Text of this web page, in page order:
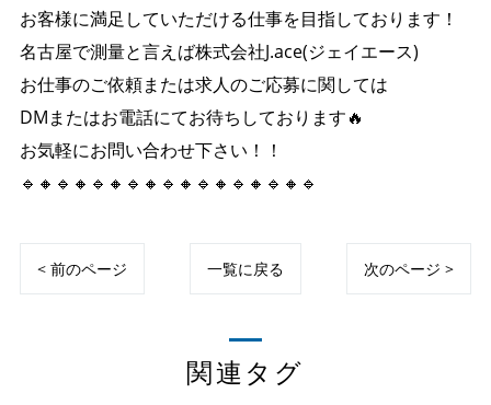
お客様に満足していただける仕事を目指しております！
名古屋で測量と言えば株式会社J.ace(ジェイエース)
お仕事のご依頼または求人のご応募に関しては
DMまたはお電話にてお待ちしております🔥
お気軽にお問い合わせ下さい！！
🔹🔸🔹🔸🔹🔸🔹🔸🔹🔸🔹🔸🔹🔸🔹🔸🔹
< 前のページ 一覧に戻る 次のページ >
関連タグ